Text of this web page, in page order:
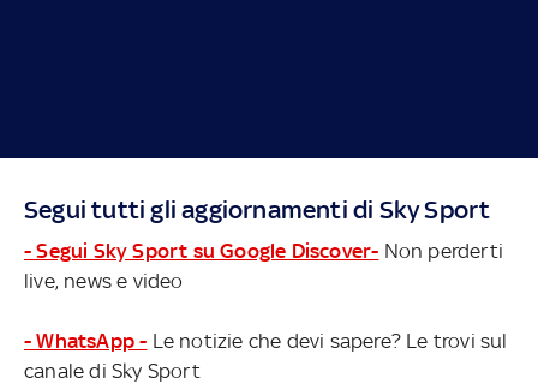
Segui tutti gli aggiornamenti di Sky Sport
- Segui Sky Sport su Google Discover- Non perderti
live, news e video
- WhatsApp - Le notizie che devi sapere? Le trovi sul
canale di Sky Sport